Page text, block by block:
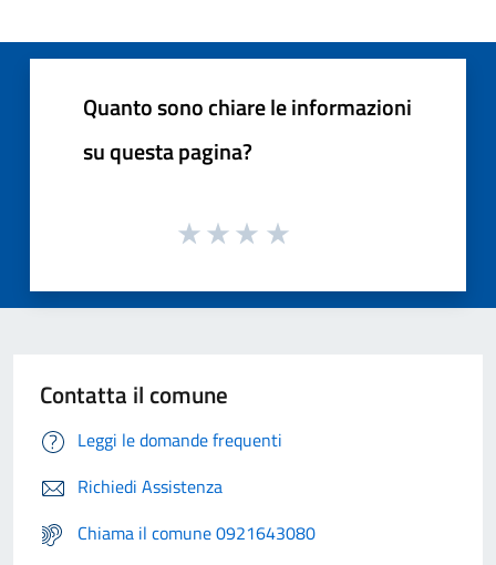
Quanto sono chiare le informazioni
su questa pagina?
Contatta il comune
Leggi le domande frequenti
Richiedi Assistenza
Chiama il comune 0921643080